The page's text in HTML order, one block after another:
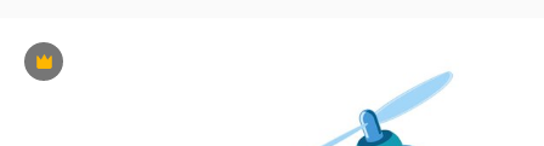
Премиум